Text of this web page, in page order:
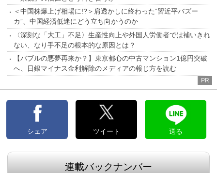
＜中国株爆上げ相場に!?＞肩透かしに終わった“習近平バズー
カ”、中国経済低迷にどう立ち向かうのか
〈深刻な「大工」不足〉生産性向上や外国人労働者では補いきれ
ない、なり手不足の根本的な原因とは？
【バブルの悪夢再来か？】東京都心の中古マンション1億円突破
へ、日銀マイナス金利解除のメディアの報じ方を読む
PR
シェア ツイート 送る
連載バックナンバー